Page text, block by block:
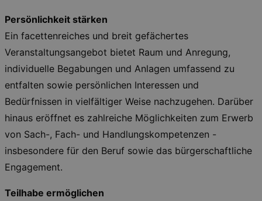
Persönlichkeit stärken
Ein facettenreiches und breit gefächertes
Veranstaltungsangebot bietet Raum und Anregung,
individuelle Begabungen und Anlagen umfassend zu
entfalten sowie persönlichen Interessen und
Bedürfnissen in vielfältiger Weise nachzugehen. Darüber
hinaus eröffnet es zahlreiche Möglichkeiten zum Erwerb
von Sach-, Fach- und Handlungskompetenzen -
insbesondere für den Beruf sowie das bürgerschaftliche
Engagement.
Teilhabe ermöglichen